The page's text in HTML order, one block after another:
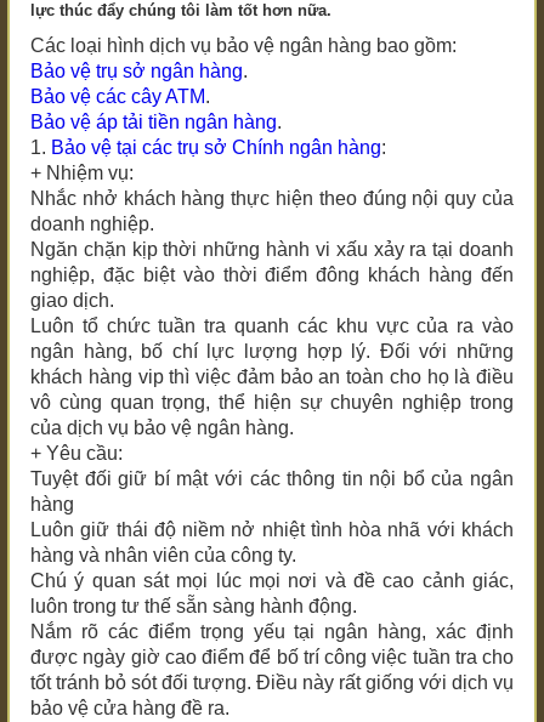
lực thúc đẩy chúng tôi làm tốt hơn nữa.
Các loại hình dịch vụ bảo vệ ngân hàng bao gồm:
Bảo vệ trụ sở ngân hàng.
Bảo vệ các cây ATM.
Bảo vệ áp tải tiền ngân hàng.
1. Bảo vệ tại các trụ sở Chính ngân hàng:
+ Nhiệm vụ:
Nhắc nhở khách hàng thực hiện theo đúng nội quy của
doanh nghiệp.
Ngăn chặn kịp thời những hành vi xấu xảy ra tại doanh
nghiệp, đặc biệt vào thời điểm đông khách hàng đến
giao dịch.
Luôn tổ chức tuần tra quanh các khu vực của ra vào
ngân hàng, bố chí lực lượng hợp lý. Đối với những
khách hàng vip thì việc đảm bảo an toàn cho họ là điều
vô cùng quan trọng, thể hiện sự chuyên nghiệp trong
của dịch vụ bảo vệ ngân hàng.
+ Yêu cầu:
Tuyệt đối giữ bí mật với các thông tin nội bổ của ngân
hàng
Luôn giữ thái độ niềm nở nhiệt tình hòa nhã với khách
hàng và nhân viên của công ty.
Chú ý quan sát mọi lúc mọi nơi và đề cao cảnh giác,
luôn trong tư thế sẵn sàng hành động.
Nắm rõ các điểm trọng yếu tại ngân hàng, xác định
được ngày giờ cao điểm để bố trí công việc tuần tra cho
tốt tránh bỏ sót đối tượng. Điều này rất giống với dịch vụ
bảo vệ cửa hàng đề ra.